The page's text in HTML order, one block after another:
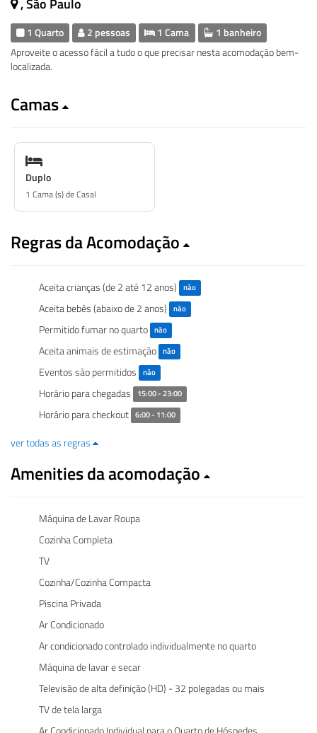
, São Paulo
1 Quarto 2 pessoas 1 Cama 1 banheiro
Aproveite o acesso fácil a tudo o que precisar nesta acomodação bem-
localizada.
Camas
Duplo
1 Cama (s) de Casal
Regras da Acomodação
Aceita crianças (de 2 até 12 anos) não
Aceita bebês (abaixo de 2 anos) não
Permitido fumar no quarto não
Aceita animais de estimação não
Eventos são permitidos não
Horário para chegadas 15:00 - 23:00
Horário para checkout 6:00 - 11:00
ver todas as regras
Amenities da acomodação
Máquina de Lavar Roupa
Cozinha Completa
TV
Cozinha/Cozinha Compacta
Piscina Privada
Ar Condicionado
Ar condicionado controlado individualmente no quarto
Máquina de lavar e secar
Televisão de alta definição (HD) - 32 polegadas ou mais
TV de tela larga